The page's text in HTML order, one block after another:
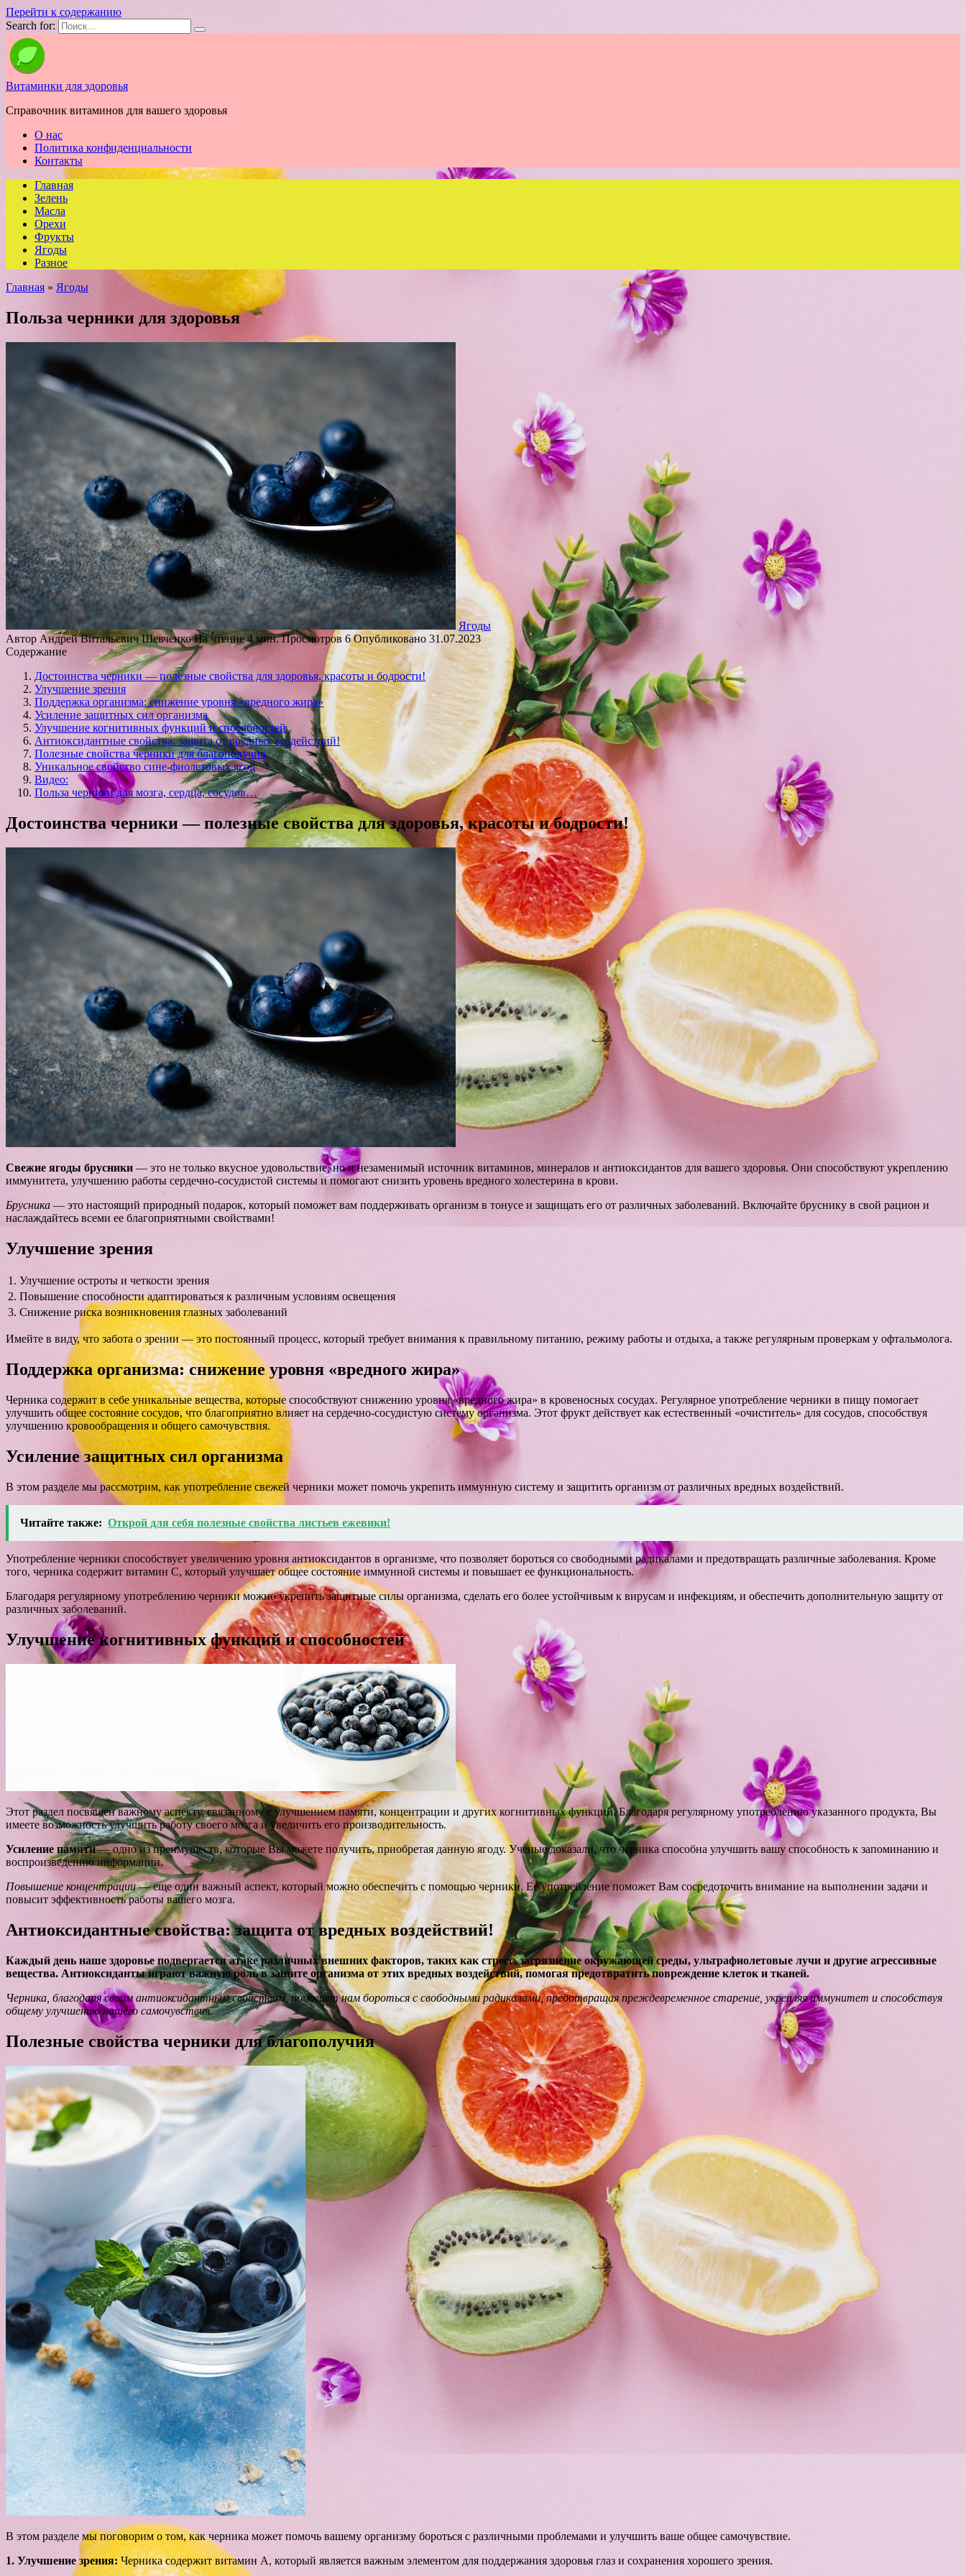
Перейти к содержанию
Search for:
Витаминки для здоровья
Справочник витаминов для вашего здоровья
О нас
Политика конфиденциальности
Контакты
Главная
Зелень
Масла
Орехи
Фрукты
Ягоды
Разное
Главная » Ягоды
Польза черники для здоровья
Ягоды
Автор Андрей Витальевич Шевченко На чтение4 мин. Просмотров 6 Опубликовано 31.07.2023
Содержание
Достоинства черники — полезные свойства для здоровья, красоты и бодрости!
Улучшение зрения
Поддержка организма: снижение уровня «вредного жира»
Усиление защитных сил организма
Улучшение когнитивных функций и способностей
Антиоксидантные свойства: защита от вредных воздействий!
Полезные свойства черники для благополучия
Уникальное свойство сине-фиолетовых ягод
Видео:
Польза черники для мозга, сердца, сосудов…
Достоинства черники — полезные свойства для здоровья, красоты и бодрости!
Свежие ягоды брусники — это не только вкусное удовольствие, но и незаменимый источник витаминов, минералов и антиоксидантов для вашего здоровья. Они способствуют укреплению
иммунитета, улучшению работы сердечно-сосудистой системы и помогают снизить уровень вредного холестерина в крови.
Брусника — это настоящий природный подарок, который поможет вам поддерживать организм в тонусе и защищать его от различных заболеваний. Включайте бруснику в свой рацион и
наслаждайтесь всеми ее благоприятными свойствами!
Улучшение зрения
1. Улучшение остроты и четкости зрения
2. Повышение способности адаптироваться к различным условиям освещения
3. Снижение риска возникновения глазных заболеваний
Имейте в виду, что забота о зрении — это постоянный процесс, который требует внимания к правильному питанию, режиму работы и отдыха, а также регулярным проверкам у офтальмолога.
Поддержка организма: снижение уровня «вредного жира»
Черника содержит в себе уникальные вещества, которые способствуют снижению уровня «вредного жира» в кровеносных сосудах. Регулярное употребление черники в пищу помогает
улучшить общее состояние сосудов, что благоприятно влияет на сердечно-сосудистую систему организма. Этот фрукт действует как естественный «очиститель» для сосудов, способствуя
улучшению кровообращения и общего самочувствия.
Усиление защитных сил организма
В этом разделе мы рассмотрим, как употребление свежей черники может помочь укрепить иммунную систему и защитить организм от различных вредных воздействий.
Читайте также: Открой для себя полезные свойства листьев ежевики!
Употребление черники способствует увеличению уровня антиоксидантов в организме, что позволяет бороться со свободными радикалами и предотвращать различные заболевания. Кроме
того, черника содержит витамин С, который улучшает общее состояние иммунной системы и повышает ее функциональность.
Благодаря регулярному употреблению черники можно укрепить защитные силы организма, сделать его более устойчивым к вирусам и инфекциям, и обеспечить дополнительную защиту от
различных заболеваний.
Улучшение когнитивных функций и способностей
Этот раздел посвящен важному аспекту, связанному с улучшением памяти, концентрации и других когнитивных функций. Благодаря регулярному употреблению указанного продукта, Вы
имеете возможность улучшить работу своего мозга и увеличить его производительность.
Усиление памяти— одно из преимуществ, которые Вы можете получить, приобретая данную ягоду. Ученые доказали, что черника способна улучшить вашу способность к запоминанию и
воспроизведению информации.
Повышение концентрации— еще один важный аспект, который можно обеспечить с помощью черники. Ее употребление поможет Вам сосредоточить внимание на выполнении задачи и
повысит эффективность работы вашего мозга.
Антиоксидантные свойства: защита от вредных воздействий!
Каждый день наше здоровье подвергается атаке различных внешних факторов, таких как стресс, загрязнение окружающей среды, ультрафиолетовые лучи и другие агрессивные
вещества. Антиоксиданты играют важную роль в защите организма от этих вредных воздействий, помогая предотвратить повреждение клеток и тканей.
Черника, благодаря своим антиоксидантным свойствам, помогает нам бороться с свободными радикалами, предотвращая преждевременное старение, укрепляя иммунитет и способствуя
общему улучшению нашего самочувствия.
Полезные свойства черники для благополучия
В этом разделе мы поговорим о том, как черника может помочь вашему организму бороться с различными проблемами и улучшить ваше общее самочувствие.
1. Улучшение зрения: Черника содержит витамин А, который является важным элементом для поддержания здоровья глаз и сохранения хорошего зрения.